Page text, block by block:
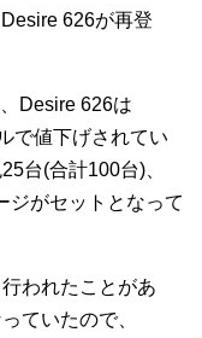
626が再登
Desire 626は
で値下げされてい
台(合計100台)、
ジがセットとなって
われたことがあ
ていたので、